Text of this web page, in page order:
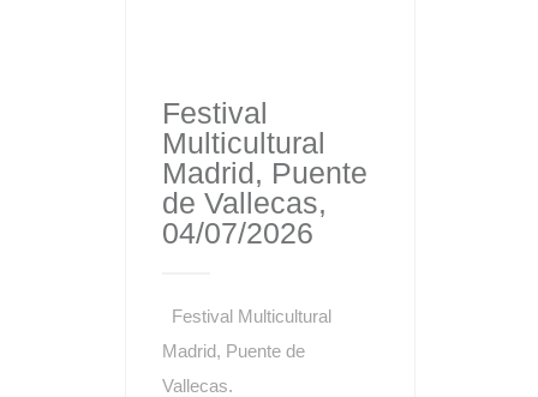
Festival
Multicultural
Madrid, Puente
de Vallecas,
04/07/2026
Festival Multicultural
Madrid, Puente de
Vallecas.